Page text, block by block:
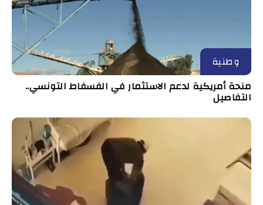
وطنية
منحة أمريكية لدعم الاستثمار في الفسفاط التونسي..
التفاصيل